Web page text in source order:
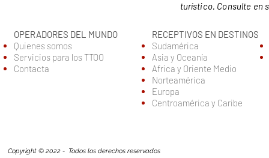
turístico. Consulte en
OPERADORES DEL MUNDO
Quienes somos
Servicios para los TTOO
Contacta
RECEPTIVOS EN DESTINOS
Sudamérica
Asia y Oceanía
Africa y Oriente Medio
Norteamérica
Europa
Centroamérica y Caribe
Copyright © 2022 - Todos los derechos reservados